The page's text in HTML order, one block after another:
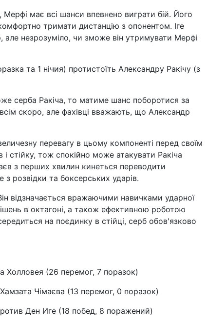
має всі шанси впевнено виграти бій. Його
тримати дистанцію з опонентом. Іге
незрозуміло, чи зможе він утримувати Мерфі
та 1 нічия) протистоїть Александру Ракічу (з
серба Ракіча, то матиме шанс поборотися за
скоро, але фахівці вважають, що Александр
перевагу в цьому компоненті перед своїм
стійку, тож спокійно може атакувати Ракіча
з перших хвилин кинеться переводити
розвідки та боксерських ударів.
відзначається вражаючими навичками ударної
в октагоні, а також ефективною роботою
на поєдинку в стійці, серб обов'язково
Холловея (26 перемог, 7 поразок)
Чімаєва (13 перемог, 0 поразок)
Ден Иге (18 побед, 8 поражений)